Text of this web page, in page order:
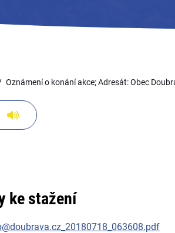
Oznámení o konání akce; Adresát: Obec
ke stažení